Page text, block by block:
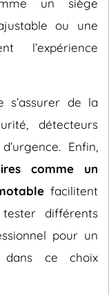
un siège
ou une
l’expérience
de la
détecteurs
Enfin,
comme un
facilitent
différents
pour un
dans ce choix